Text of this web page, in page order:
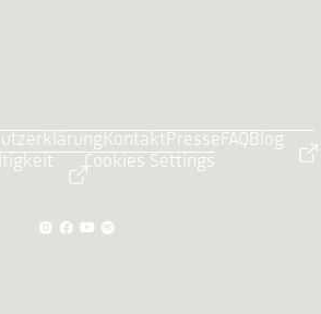
KontaktPresse FAQBlog
Cookies Settings